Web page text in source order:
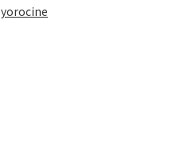
yorocine